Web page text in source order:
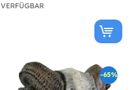
VERFÜGBAR
-65%